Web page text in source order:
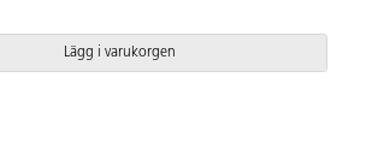
Lägg i varukorgen